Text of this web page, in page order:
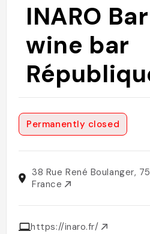
INARO
wine bar
Permanently closed
38 Rue René Boulanger,
France
https://inaro.fr/